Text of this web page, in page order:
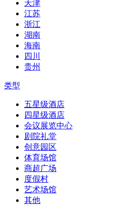
天津
江苏
浙江
湖南
海南
四川
贵州
类型
五星级酒店
四星级酒店
会议展览中心
剧院礼堂
创意园区
体育场馆
商超广场
度假村
艺术场馆
其他